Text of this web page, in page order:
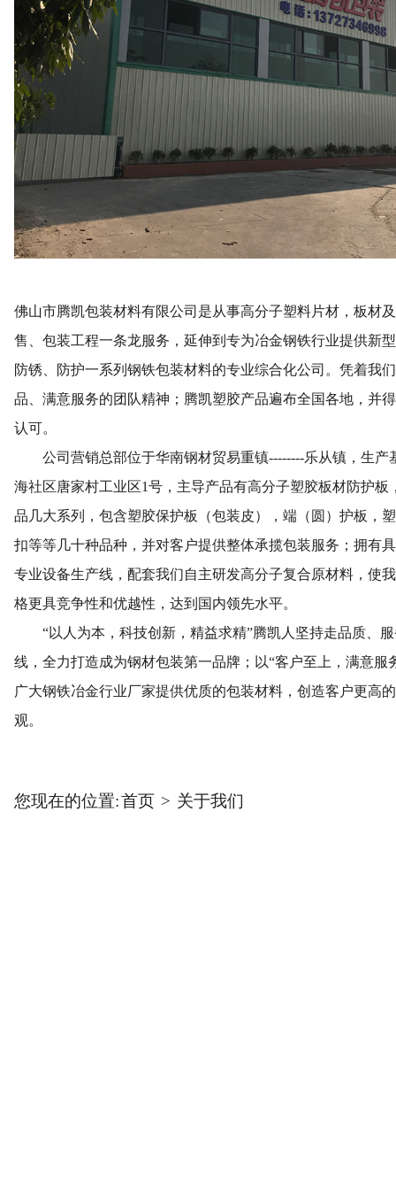
佛山市腾凯包装材料有限公司是从事高分子塑料片材，板材
售、包装工程一条龙服务，延伸到专为冶金钢铁行业提供新
防锈、防护一系列钢铁包装材料的专业综合化公司。凭着我
品、满意服务的团队精神；腾凯塑胶产品遍布全国各地，并
认可。
公司营销总部位于华南钢材贸易重镇--------乐从镇，生产
海社区唐家村工业区1号，主导产品有高分子塑胶板材防护板
品几大系列，包含塑胶保护板（包装皮），端（圆）护板，
扣等等几十种品种，并对客户提供整体承揽包装服务；拥有
专业设备生产线，配套我们自主研发高分子复合原材料，使
格更具竞争性和优越性，达到国内领先水平。
“以人为本，科技创新，精益求精”腾凯人坚持走品质、服
线，全力打造成为钢材包装第一品牌；以“客户至上，满意服
广大钢铁冶金行业厂家提供优质的包装材料，创造客户更高
观。
您现在的位置:首页 > 关于我们